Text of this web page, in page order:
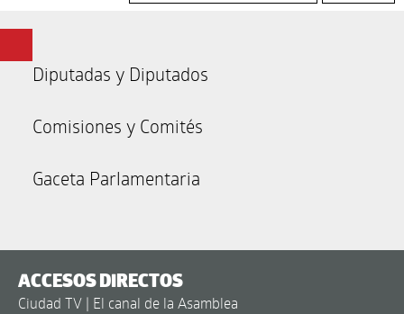
Diputadas y Diputados
Comisiones y Comités
Gaceta Parlamentaria
ACCESOS DIRECTOS
Ciudad TV | El canal de la Asamblea